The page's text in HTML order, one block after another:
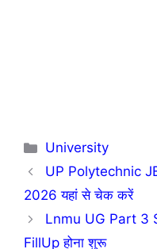
Categories
University
UP Polytechnic
2026 यहां से चेक करें
Lnmu UG Part 3
FillUp होना शुरू